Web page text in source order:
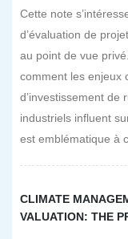
Cette note
d’évaluation de
au point de vue
comment les enjeux
d’investissement de
industriels influent
est emblématique à
CLIMATE
VALUATION: THE